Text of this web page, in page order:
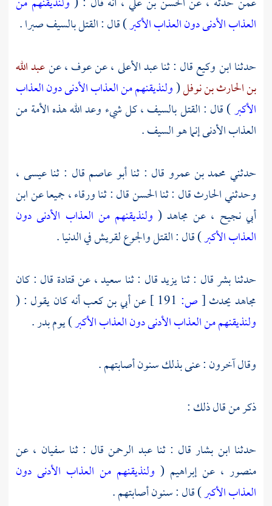
العذاب الأدنى دون العذاب الأكبر) قال : القتل بالسيف صبرا .
حدثناابن وكيعقال : ثناعبد الأعلى ،عنعوف ،عنعبد الله
بن الحارث بن نوفل(ولنذيقنهم من العذاب الأدنى دون العذاب
الأكبر) قال : القتل بالسيف ، كل شيء وعد الله هذه الأمة من
العذاب الأدنى إنما هو السيف .
حدثني محمد بن عمرو قال : ثناأبو عاصم قال : ثناعيسى ،
وحدثنيالحارثقال : ثناالحسنقال : ثناورقاء ،جميعا عنابن
أبي نجيح ، عن مجاهد ( ولنذيقنهم من العذاب الأدنى دون
العذاب الأكبر) قال : القتل والجوعلقريشفي الدنيا .
حدثنابشرقال : ثنايزيدقال : ثنا سعيد ،عنقتادة قال : كان
مجاهديحدث[ص: عنأبي بن كعبأنه كان يقول : (
ولنذيقنهم من العذاب الأدنى دون العذاب الأكبر) يومبدر.
وقال آخرون : عنى بذلك سنون أصابتهم .
ذكر من قال ذلك :
حدثنا ابن بشار قال : ثناعبد الرحمن قال : ثنا سفيان ، عن
منصور ،عنإبراهيم ( ولنذيقنهم من العذاب الأدنى دون
العذاب الأكبر) قال : سنون أصابتهم .